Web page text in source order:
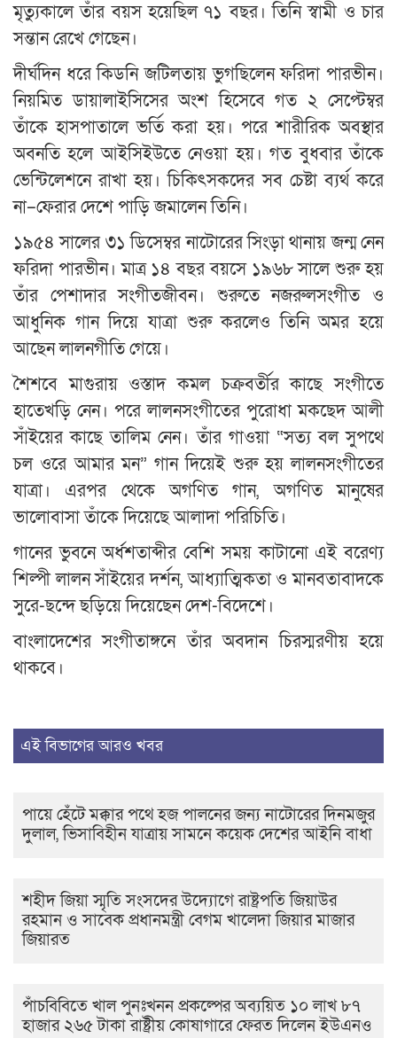
মৃত্যুকালে তাঁর বয়স হয়েছিল ৭১ বছর। তিনি স্বামী ও চার
সন্তান রেখে গেছেন।
দীর্ঘদিন ধরে কিডনি জটিলতায় ভুগছিলেন ফরিদা পারভীন।
নিয়মিত ডায়ালাইসিসের অংশ হিসেবে গত ২ সেপ্টেম্বর
তাঁকে হাসপাতালে ভর্তি করা হয়। পরে শারীরিক অবস্থার
অবনতি হলে আইসিইউতে নেওয়া হয়। গত বুধবার তাঁকে
ভেন্টিলেশনে রাখা হয়। চিকিৎসকদের সব চেষ্টা ব্যর্থ করে
না–ফেরার দেশে পাড়ি জমালেন তিনি।
১৯৫৪ সালের ৩১ ডিসেম্বর নাটোরের সিংড়া থানায় জন্ম নেন
ফরিদা পারভীন। মাত্র ১৪ বছর বয়সে ১৯৬৮ সালে শুরু হয়
তাঁর পেশাদার সংগীতজীবন। শুরুতে নজরুলসংগীত ও
আধুনিক গান দিয়ে যাত্রা শুরু করলেও তিনি অমর হয়ে
আছেন লালনগীতি গেয়ে।
শৈশবে মাগুরায় ওস্তাদ কমল চক্রবর্তীর কাছে সংগীতে
হাতেখড়ি নেন। পরে লালনসংগীতের পুরোধা মকছেদ আলী
সাঁইয়ের কাছে তালিম নেন। তাঁর গাওয়া “সত্য বল সুপথে
চল ওরে আমার মন” গান দিয়েই শুরু হয় লালনসংগীতের
যাত্রা। এরপর থেকে অগণিত গান, অগণিত মানুষের
ভালোবাসা তাঁকে দিয়েছে আলাদা পরিচিতি।
গানের ভুবনে অর্ধশতাব্দীর বেশি সময় কাটানো এই বরেণ্য
শিল্পী লালন সাঁইয়ের দর্শন, আধ্যাত্মিকতা ও মানবতাবাদকে
সুরে-ছন্দে ছড়িয়ে দিয়েছেন দেশ-বিদেশে।
বাংলাদেশের সংগীতাঙ্গনে তাঁর অবদান চিরস্মরণীয় হয়ে
থাকবে।
এই বিভাগের আরও খবর
পায়ে হেঁটে মক্কার পথে হজ পালনের জন্য নাটোরের দিনমজুর
দুলাল, ভিসাবিহীন যাত্রায় সামনে কয়েক দেশের আইনি বাধা
শহীদ জিয়া স্মৃতি সংসদের উদ্যোগে রাষ্ট্রপতি জিয়াউর
রহমান ও সাবেক প্রধানমন্ত্রী বেগম খালেদা জিয়ার মাজার
জিয়ারত
পাঁচবিবিতে খাল পুনঃখনন প্রকল্পের অব্যয়িত ১০ লাখ ৮৭
হাজার ২৬৫ টাকা রাষ্ট্রীয় কোষাগারে ফেরত দিলেন ইউএনও